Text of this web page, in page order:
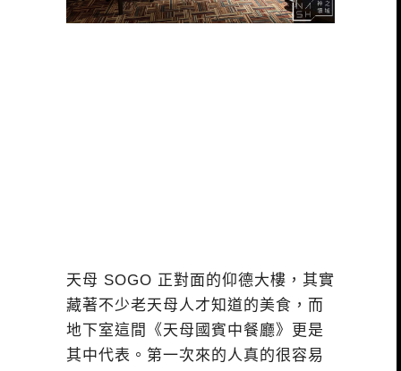
天母 SOGO 正對面的仰德大樓，其實
藏著不少老天母人才知道的美食，而
地下室這間《天母國賓中餐廳》更是
其中代表。第一次來的人真的很容易